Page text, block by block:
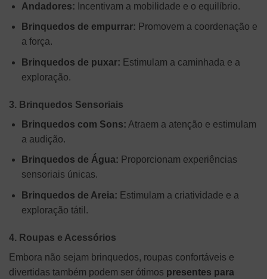
Andadores: Incentivam a mobilidade e o equilíbrio.
Brinquedos de empurrar: Promovem a coordenação e
a força.
Brinquedos de puxar: Estimulam a caminhada e a
exploração.
3. Brinquedos Sensoriais
Brinquedos com Sons: Atraem a atenção e estimulam
a audição.
Brinquedos de Água: Proporcionam experiências
sensoriais únicas.
Brinquedos de Areia: Estimulam a criatividade e a
exploração tátil.
4. Roupas e Acessórios
Embora não sejam brinquedos, roupas confortáveis e
divertidas também podem ser ótimos presentes para